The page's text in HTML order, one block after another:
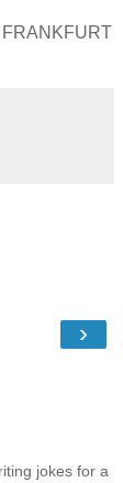
›
jokes for a